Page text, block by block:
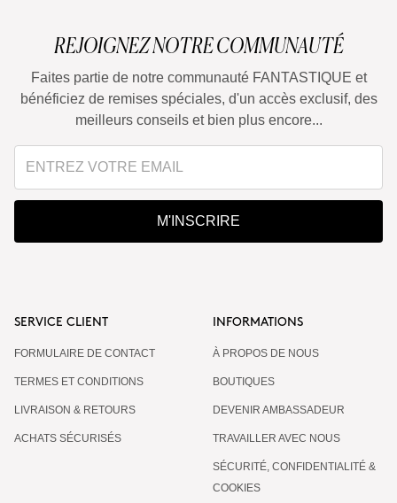
REJOIGNEZ NOTRE COMMUNAUTÉ
Faites partie de notre communauté FANTASTIQUE et
bénéficiez de remises spéciales, d'un accès exclusif, des
meilleurs conseils et bien plus encore...
M'INSCRIRE
SERVICE CLIENT
FORMULAIRE DE CONTACT
TERMES ET CONDITIONS
LIVRAISON & RETOURS
ACHATS SÉCURISÉS
INFORMATIONS
À PROPOS DE NOUS
BOUTIQUES
DEVENIR AMBASSADEUR
TRAVAILLER AVEC NOUS
SÉCURITÉ, CONFIDENTIALITÉ &
COOKIES